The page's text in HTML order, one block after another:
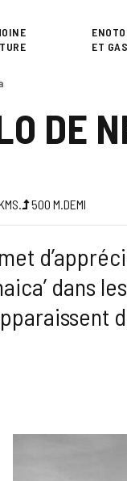
ET
DE
500 M.DEMI
dans